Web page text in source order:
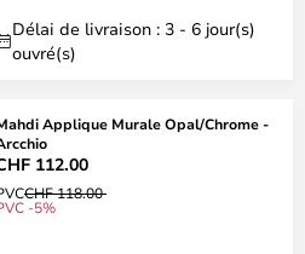
Délai de livraison : 3 - 6 jour(s)
ouvré(s)
Applique Murale Opal/Chrome -
112.00
CHF 118.00
-5%